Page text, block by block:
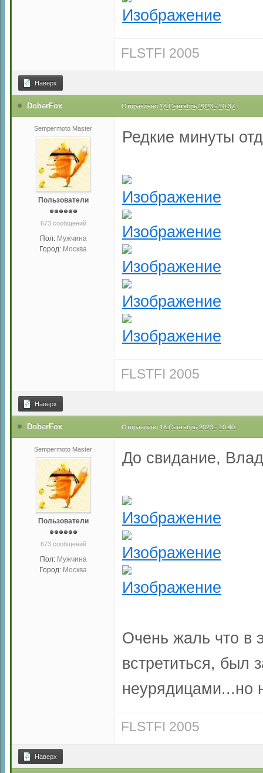
FLSTFI 2005
Наверх
DoberFox Отправлено 18 Сентябрь 2023 - 10:37
Sempermoto Master
Пользователи
673 сообщений
Пол: Мужчина
Город: Москва
Редкие минуты
FLSTFI 2005
Наверх
DoberFox Отправлено 18 Сентябрь 2023 - 10:40
Sempermoto Master
Пользователи
673 сообщений
Пол: Мужчина
Город: Москва
До свидание,
Очень жаль что в
встретиться, был
неурядицами...но
FLSTFI 2005
Наверх